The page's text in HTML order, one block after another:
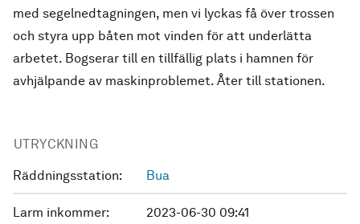
med segelnedtagningen, men vi lyckas få över trossen
och styra upp båten mot vinden för att underlätta
arbetet. Bogserar till en tillfällig plats i hamnen för
avhjälpande av maskinproblemet. Åter till stationen.
UTRYCKNING
Räddningsstation: Bua
Larm inkommer: 2023-06-30 09:41